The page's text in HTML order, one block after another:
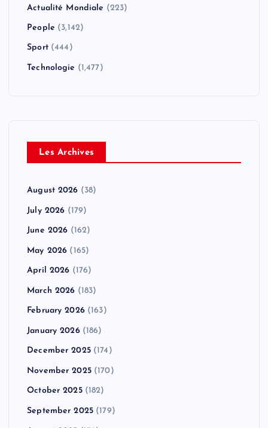
Actualité Mondiale (223)
People (3,142)
Sport(444)
Technologie (1,477)
Les Archives
August 2026 (38)
July 2026 (179)
June 2026 (162)
May 2026 (165)
April 2026 (176)
March 2026 (183)
February 2026(163)
January 2026(186)
December 2025(174)
November 2025(170)
October 2025(182)
September 2025 (179)